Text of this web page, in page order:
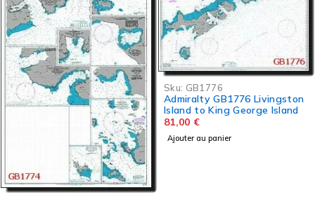
Sku: GB1776
Admiralty GB1776 Livingston
Island to King George Island
81,00 €
Ajouter au panier